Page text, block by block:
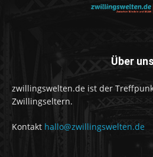
Über uns
zwillingswelten.de ist der
Zwillingseltern.
Kontakt hallo@zwillingswelten.de